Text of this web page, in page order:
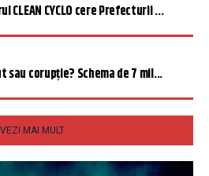
CLEAN CYCLO cere Prefecturii ...
sau corupție? Schema de 7 mil...
VEZI MAI MULT